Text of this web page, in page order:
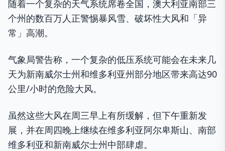
随着一个复杂的天气系统席卷全国，澳大利亚南部三
个州的数百万人正警惕暴风雪、破坏性大风和「异
常」高潮。
气象局警告称，一个复杂的低压系统可能会在未来几
天为新南威尔士州和维多利亚州部分地区带来高达90
公里/小时的危险大风。
虽然这些大风在周三早上有所缓解，但下午重新发
展，并在周四晚上继续在维多利亚阿尔卑斯山、南部
维多利亚和新南威尔士州中部肆虐。